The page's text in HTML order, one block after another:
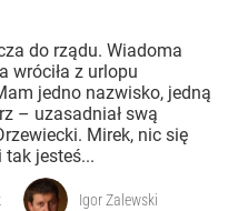
do rządu. Wiadoma
wróciła z urlopu
jedno nazwisko, jedną
– uzasadniał swą
Mirek, nic się
tak jesteś...
Igor Zalewski